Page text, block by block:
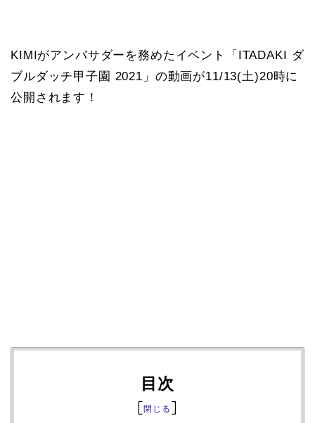
KIMIがアンバサダーを務めたイベント「ITADAKI ダ
ブルダッチ甲子園 2021」の動画が11/13(土)20時に
公開されます！
目次
[閉じる ]